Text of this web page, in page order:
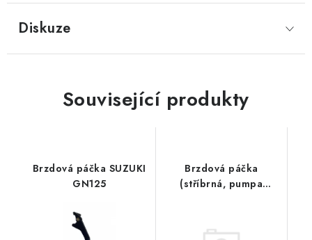
Diskuze
Související produkty
Brzdová páčka SUZUKI
GN125
Brzdová páčka
(stříbrná, pumpa